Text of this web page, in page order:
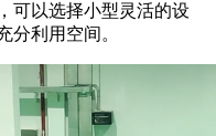
可以选择小型灵活的设
分利用空间。